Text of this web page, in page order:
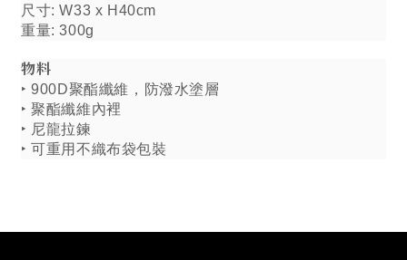
尺寸: W33 x H40cm
重量: 300g
物料
‣ 900D聚酯纖維，防潑水塗層
‣ 聚酯纖維內裡
‣ 尼龍拉鍊
‣ 可重用不織布袋包裝